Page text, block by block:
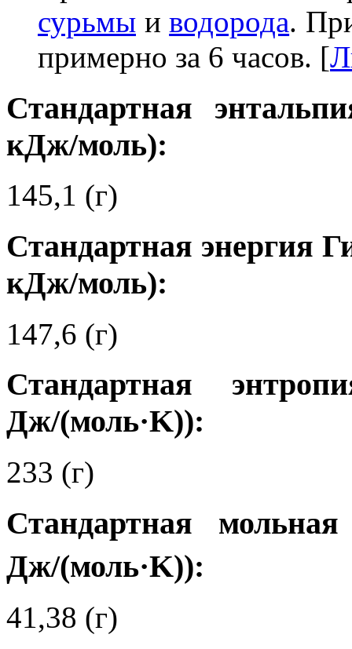
сурьмы иводорода.
примерно за 6 часов. [
Стандартная
кДж/моль):
145,1 (г)
Стандартная энергия
кДж/моль):
147,6 (г)
Стандартная
Дж/(моль·K)):
233 (г)
Стандартная
Дж/(моль·K)):
41,38 (г)